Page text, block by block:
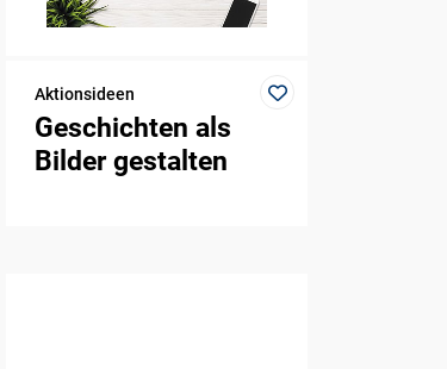
Aktionsideen
Geschichten als
Bilder gestalten